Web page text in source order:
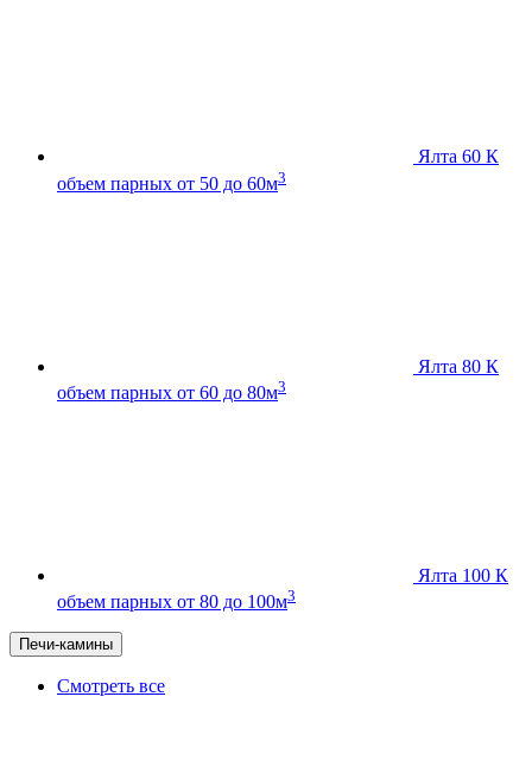
Ялта 60 К
объем парных от 50 до 60м3
Ялта 80 К
объем парных от 60 до 80м3
Ялта 100 К
объем парных от 80 до 100м3
Печи-камины
Смотреть все